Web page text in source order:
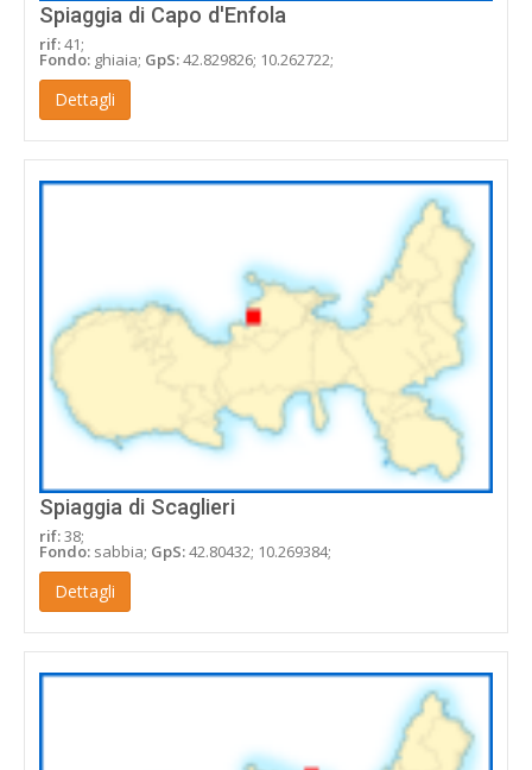
Spiaggia di Capo d'Enfola
rif:41;
Fondo: ghiaia; GpS:42.829826; 10.262722;
Dettagli
Spiaggia di Scaglieri
rif:38;
Fondo: sabbia; GpS:42.80432; 10.269384;
Dettagli